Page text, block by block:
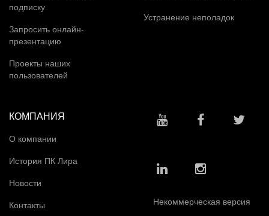
подписку
Запросить онлайн-
презентацию
Проекты наших
пользователей
Устранение неполадок
КОМПАНИЯ
О компании
История ПК Лира
Новости
Контакты
Некоммерческая версия